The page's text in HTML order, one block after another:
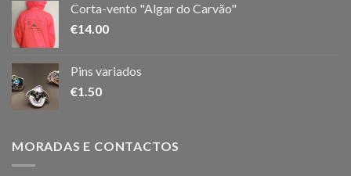
Corta-vento "Algar do Carvão"
€14.00
Pins variados
€1.50
MORADAS E CONTACTOS